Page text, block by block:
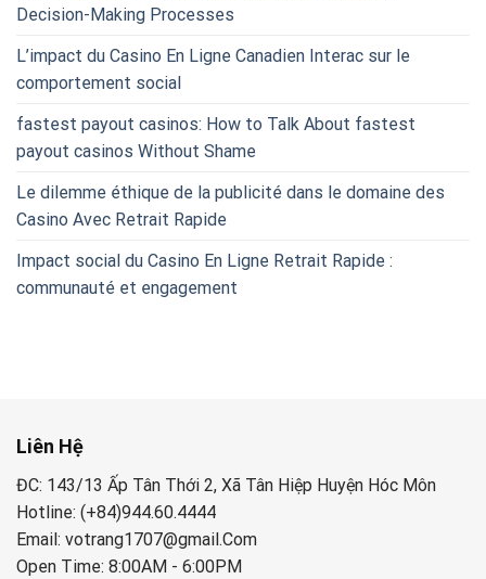
Decision-Making Processes
L’impact du Casino En Ligne Canadien Interac sur le
comportement social
fastest payout casinos: How to Talk About fastest
payout casinos Without Shame
Le dilemme éthique de la publicité dans le domaine des
Casino Avec Retrait Rapide
Impact social du Casino En Ligne Retrait Rapide :
communauté et engagement
Liên Hệ
ĐC: 143/13 Ấp Tân Thới 2, Xã Tân Hiệp Huyện Hóc Môn
Hotline: (+84)944.60.4444
Email: votrang1707@gmail.Com
Open Time: 8:00AM - 6:00PM